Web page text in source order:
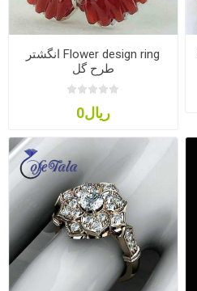
Flower design ring انگشتر
طرح گل
ریال0